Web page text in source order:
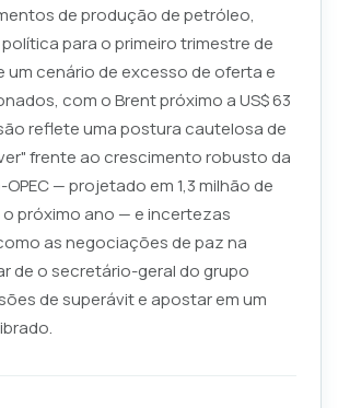
de produção de petróleo,
para o primeiro trimestre de
um cenário de excesso de oferta e
com o Brent próximo a US$ 63
reflete uma postura cautelosa de
frente ao crescimento robusto da
— projetado em 1,3 milhão de
o próximo ano — e incertezas
as negociações de paz na
de o secretário-geral do grupo
de superávit e apostar em um